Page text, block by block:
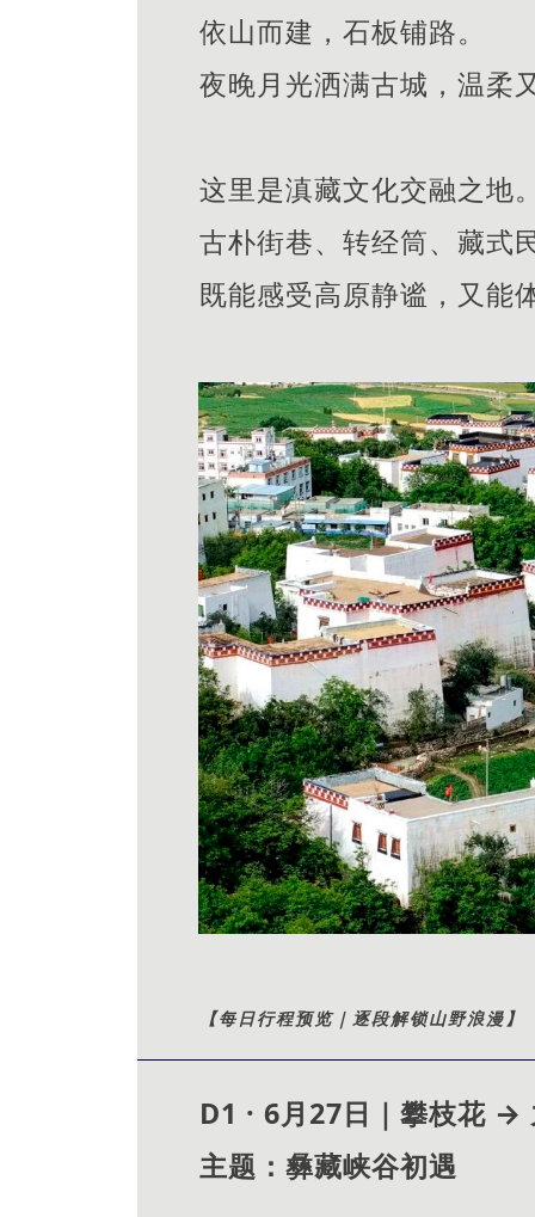
依山而建，石板铺路。
夜晚月光洒满古城，温柔
这里是滇藏文化交融之地
古朴街巷、转经筒、藏式
既能感受高原静谧，又能
【每日行程预览｜逐段解锁山野浪漫】
D1 · 6月27日｜攀枝花 →
主题：彝藏峡谷初遇